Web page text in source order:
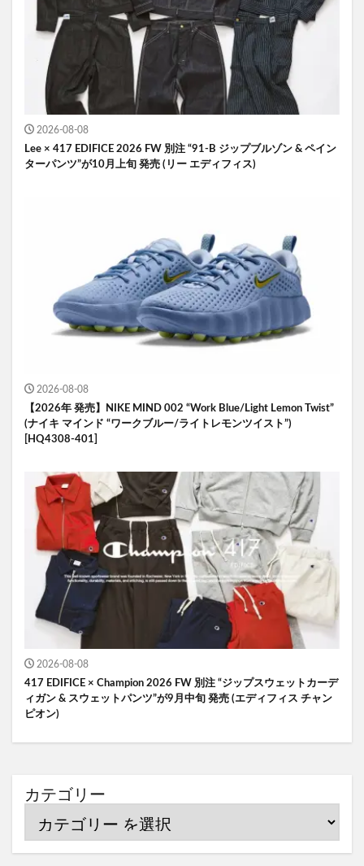
2026-08-08
Lee × 417 EDIFICE 2026 FW 別注 “91-B ジップブルゾン & ペイン
ターパンツ”が10月上旬 発売 (リー エディフィス)
2026-08-08
【2026年 発売】NIKE MIND 002 “Work Blue/Light Lemon Twist”
(ナイキ マインド “ワークブルー/ライトレモンツイスト”)
[HQ4308-401]
2026-08-08
417 EDIFICE × Champion 2026 FW 別注 “ジップスウェットカーデ
ィガン & スウェットパンツ”が9月中旬 発売 (エディフィス チャン
ピオン)
カテゴリー